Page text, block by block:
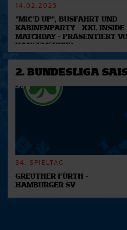
Abschnitt Einzelheiten
Wir verwenden Cookies, um
personalisieren, Funktionen für
analysieren. Außerdem geben
soziale Medien, Werbung und
Partner führen diese
14.02.2025
"MIC'D UP", BUSFAHRT UND
KABINENPARTY - XXL INSIDE
MATCHDAY - PRÄSENTIERT
HANSEMERKUR
2. BUNDESLIGA
34. SPIELTAG
GREUTHER FÜRTH -
HAMBURGER SV